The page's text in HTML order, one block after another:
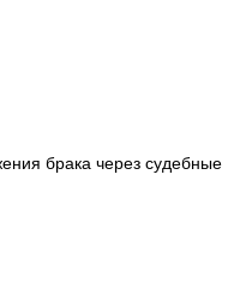
брака через судебные